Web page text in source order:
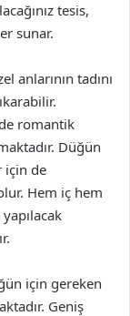
tesis,
sunar.
anlarının tadını
romantik
Düğün
için de
Hem iç hem
için gereken
Geniş